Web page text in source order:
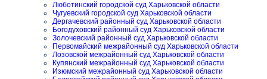
Люботинский городской суд Харьковской области
Чугуевский городской суд Харьковской области
Дергачевский районный суд Харьковской области
Богодуховский районный суд Харьковской области
Золочевский районный суд Харьковской области
Первомайский межрайонный суд Харьковской области
Лозовской межрайонный суд Харьковской области
Купянский межрайонный суд Харьковской области
Изюмский межрайонный суд Харьковской области